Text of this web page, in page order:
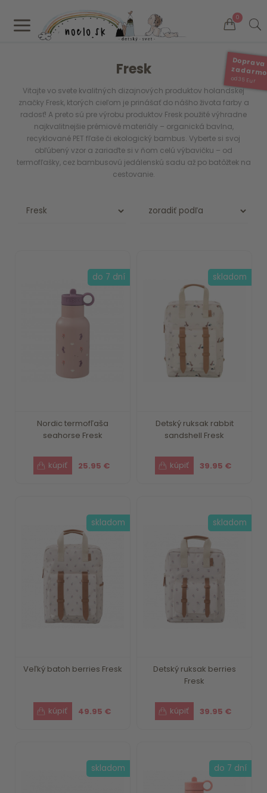
a 0
Doprava
od 35 Eur
Fresk
Vitajte vo svete kvalitných dizajnových produktov holandskej
značky Fresk, ktorých cieľom je prinášať do nášho života farby a
radosť! A preto sú pre výrobu produktov Fresk použité výhradne
najkvalitnejšie prémiové materiály – organická bavlna,
recyklované PET fľaše či ekologický bambus. Vyberte si svoj
obľúbený vzor a zariaďte si v ňom celú výbavičku – od
termofľašky, cez bambusovú jedálenskú sadu až po batôžtek na
cestovanie.
Nordic termofľaša
seahorse Fresk
25.95 €
do 7 dní
Detský ruksak rabbit
sandshell Fresk
39.95 €
skladom
Veľký batoh berries Fresk
49.95 €
skladom
Detský ruksak berries
Fresk
39.95 €
skladom
skladom do 7 dní